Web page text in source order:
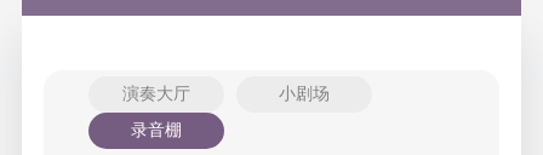
演奏大厅
小剧场
录音棚